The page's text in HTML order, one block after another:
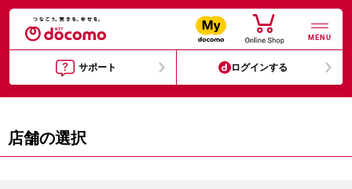
MENU
サポート ログインする
店舗の選択